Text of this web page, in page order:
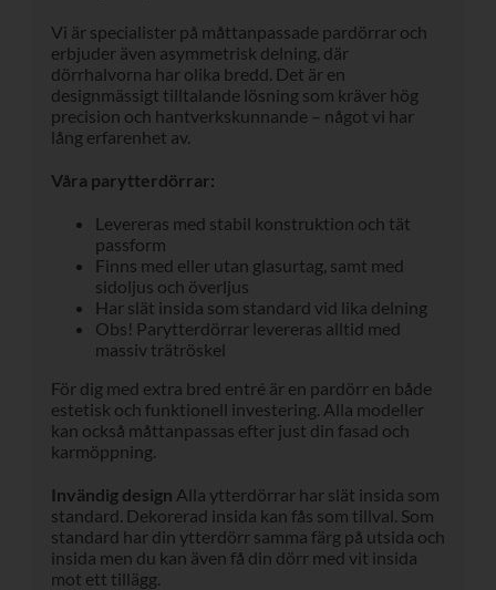
Vi är specialister på måttanpassade pardörrar och
erbjuder även asymmetrisk delning, där
dörrhalvorna har olika bredd. Det är en
designmässigt tilltalande lösning som kräver hög
precision och hantverkskunnande – något vi har
lång erfarenhet av.
Våra parytterdörrar:
Levereras med stabil konstruktion och tät
passform
Finns med eller utan glasurtag, samt med
sidoljus och överljus
Har slät insida som standard vid lika delning
Obs! Parytterdörrar levereras alltid med
massiv trätröskel
För dig med extra bred entré är en pardörr en både
estetisk och funktionell investering. Alla modeller
kan också måttanpassas efter just din fasad och
karmöppning.
Invändig design Alla ytterdörrar har slät insida som
standard. Dekorerad insida kan fås som tillval. Som
standard har din ytterdörr samma färg på utsida och
insida men du kan även få din dörr med vit insida
mot ett tillägg.